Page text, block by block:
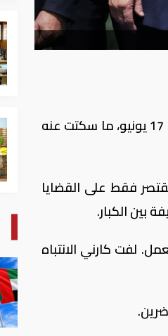
سرّبت ميكروفونات قمة مجموعة السبع المفتوحة، التي استضافتها باريس من 15 إلى 17 يونيو، ما سكتت عنه
فقط على القضايا
بين الكبار.
لفت كارني الانتباه